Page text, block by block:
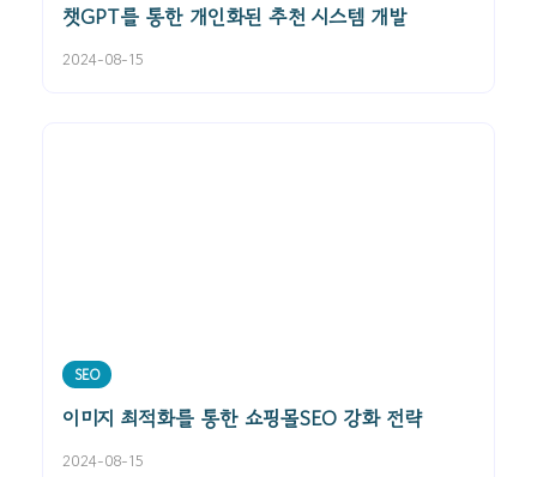
챗GPT를 통한 개인화된 추천 시스템 개발
2024-08-15
SEO
이미지 최적화를 통한 쇼핑몰SEO 강화 전략
2024-08-15